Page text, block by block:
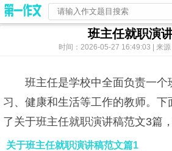
班主任就职演
时间：2026-05-27 16:49:03 | 来源
班主任是学校中全面负责一个
习、健康和生活等工作的教师。下
了关于班主任就职演讲稿范文3篇
关于班主任就职演讲稿范文篇1